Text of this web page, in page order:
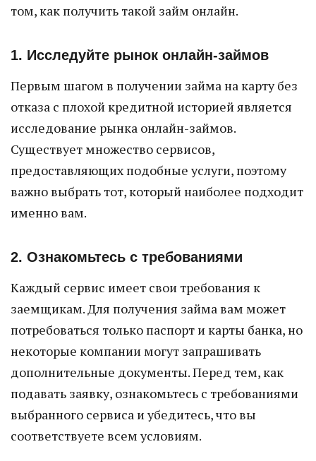
том, как получить такой займ онлайн.
1. Исследуйте рынок онлайн-займов
Первым шагом в получении займа на карту без
отказа с плохой кредитной историей является
исследование рынка онлайн-займов.
Существует множество сервисов,
предоставляющих подобные услуги, поэтому
важно выбрать тот, который наиболее подходит
именно вам.
2. Ознакомьтесь с требованиями
Каждый сервис имеет свои требования к
заемщикам. Для получения займа вам может
потребоваться только паспорт и карты банка, но
некоторые компании могут запрашивать
дополнительные документы. Перед тем, как
подавать заявку, ознакомьтесь с требованиями
выбранного сервиса и убедитесь, что вы
соответствуете всем условиям.